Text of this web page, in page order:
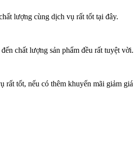
lượng cùng dịch vụ rất tốt tại đây.
chất lượng sản phẩm đều rất tuyệt
tốt, nếu có thêm khuyến mãi giảm